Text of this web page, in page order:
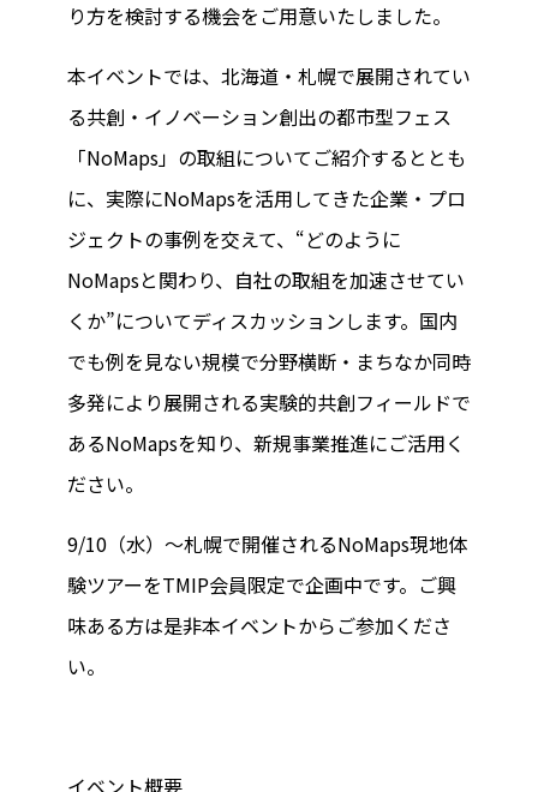
り方を検討する機会をご用意いたしました。
本イベントでは、北海道・札幌で展開されてい
る共創・イノベーション創出の都市型フェス
「NoMaps」の取組についてご紹介するととも
に、実際にNoMapsを活用してきた企業・プロ
ジェクトの事例を交えて、“どのように
NoMapsと関わり、自社の取組を加速させてい
くか”についてディスカッションします。国内
でも例を見ない規模で分野横断・まちなか同時
多発により展開される実験的共創フィールドで
あるNoMapsを知り、新規事業推進にご活用く
ださい。
9/10（水）～札幌で開催されるNoMaps現地体
験ツアーをTMIP会員限定で企画中です。ご興
味ある方は是非本イベントからご参加くださ
い。
イベント概要